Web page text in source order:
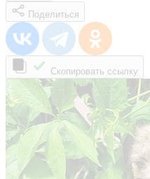
Поделиться
Скопировать ссылку